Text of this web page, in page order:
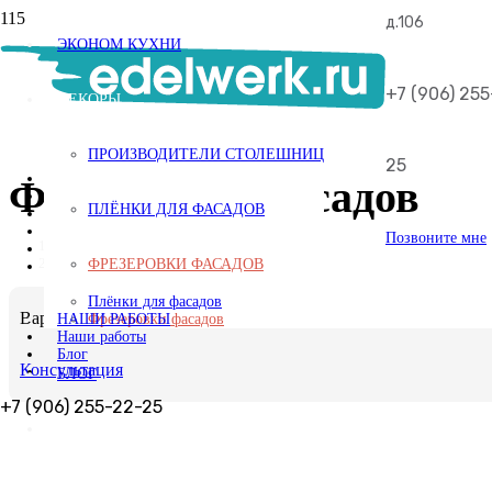
д.106
+7 (906)
25
Позвоните мне
ЭКОНОМ КУХНИ
ДЕКОРЫ
ПРОИЗВОДИТЕЛИ СТОЛЕШНИЦ
ПЛЁНКИ ДЛЯ ФАСАДОВ
ФРЕЗЕРОВКИ ФАСАДОВ
НАШИ РАБОТЫ
БЛОГ
Cтолешницы
Фасады
Декоры
Плёнки для фасадов
Фрезеровки фасадов
Наши работы
Блог
+7 (906) 255-22-25
Фрезеровки фасадов
Варианты фрезеровок фасадов
Консультация